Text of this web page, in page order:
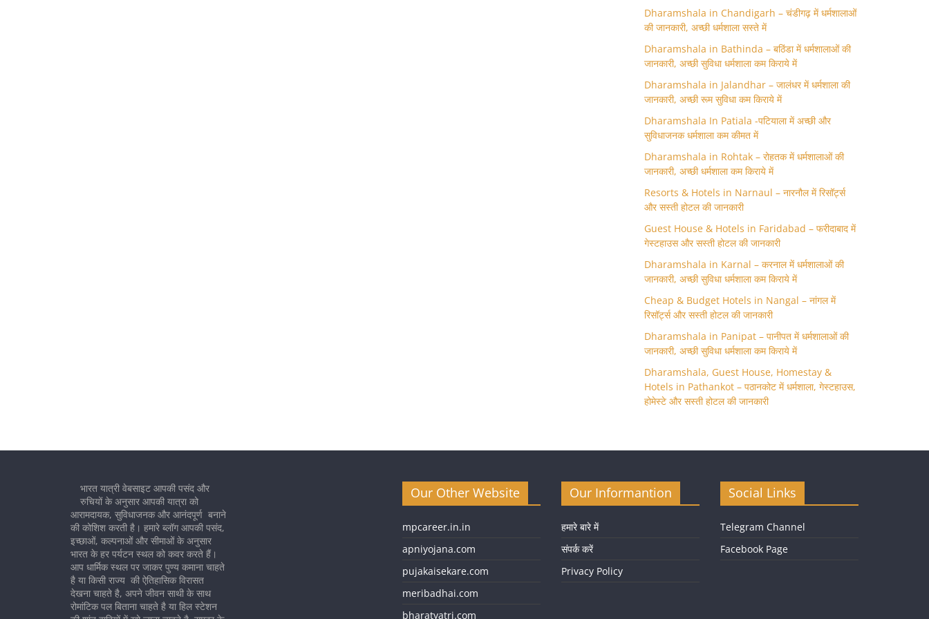
Dharamshala in Chandigarh – चंडीगढ़ में धर्मशालाओं
की जानकारी, अच्छी धर्मशाला सस्ते में
Dharamshala in Bathinda – बठिंडा में धर्मशालाओं की
जानकारी, अच्छी सुविधा धर्मशाला कम किराये में
Dharamshala in Jalandhar – जालंधर में धर्मशाला की
जानकारी, अच्छी रूम सुविधा कम किराये में
Dharamshala In Patiala -पटियाला में अच्छी और
सुविधाजनक धर्मशाला कम कीमत में
Dharamshala in Rohtak – रोहतक में धर्मशालाओं की
जानकारी, अच्छी धर्मशाला कम किराये में
Resorts & Hotels in Narnaul – नारनौल में रिसॉर्ट्स
और सस्ती होटल की जानकारी
Guest House & Hotels in Faridabad – फरीदाबाद में
गेस्टहाउस और सस्ती होटल की जानकारी
Dharamshala in Karnal – करनाल में धर्मशालाओं की
जानकारी, अच्छी सुविधा धर्मशाला कम किराये में
Cheap & Budget Hotels in Nangal – नांगल में
रिसॉर्ट्स और सस्ती होटल की जानकारी
Dharamshala in Panipat – पानीपत में धर्मशालाओं की
जानकारी, अच्छी सुविधा धर्मशाला कम किराये में
Dharamshala, Guest House, Homestay &
Hotels in Pathankot – पठानकोट में धर्मशाला, गेस्टहाउस,
होमेस्टे और सस्ती होटल की जानकारी
भारत यात्री वेबसाइट आपकी पसंद और
रुचियों के अनुसार आपकी यात्रा को
आरामदायक, सुविधाजनक और आनंदपूर्ण बनाने
की कोशिश करती है। हमारे ब्लॉग आपकी पसंद,
इच्छाओं, कल्पनाओं और सीमाओं के अनुसार
भारत के हर पर्यटन स्थल को कवर करते हैं।
आप धार्मिक स्थल पर जाकर पुण्य कमाना चाहते
है या किसी राज्य की ऐतिहासिक विरासत
देखना चाहते है, अपने जीवन साथी के साथ
रोमांटिक पल बिताना चाहते है या हिल स्टेशन
Our Other Website
mpcareer.in.in
apniyojana.com
pujakaisekare.com
meribadhai.com
bharatyatri.com
Our Informantion
हमारे बारे में
संपर्क करें
Privacy Policy
Social Links
Telegram Channel
Facebook Page